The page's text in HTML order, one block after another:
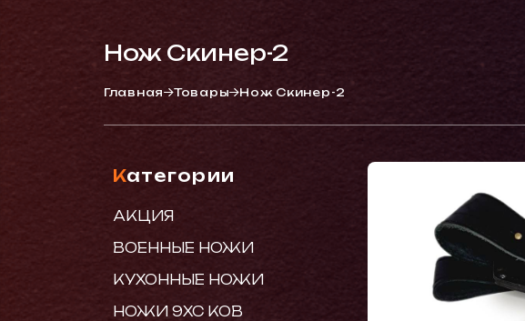
Нож Скинер-2
Главная Товары Нож Скинер-2
Категории
АКЦИЯ
ВОЕННЫЕ НОЖИ
КУХОННЫЕ НОЖИ
НОЖИ 9ХС КОВ